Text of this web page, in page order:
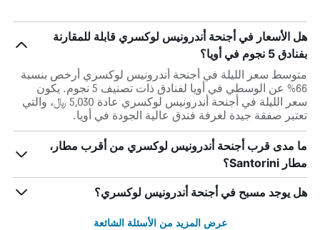
هل الأسعار في أجنحة أندرونيس لوكسري قابلة للمقارنة
بفنادق 5 نجوم في أويا؟
متوسط سعر الليلة في أجنحة أندرونيس لوكسري أرخص بنسبة
66% عن الوسطي في أويا لفنادق ذات تصنيف 5 نجوم. يكون
سعر الليلة في أجنحة أندرونيس لوكسري عادة 5,030 ﷼، والتي
تعتبر صفقة جيدة لغرفة فندق عالية الجودة في أويا.
ما مدى قرب أجنحة أندرونيس لوكسري من أقرب مطار،
مطار Santorini؟
هل يوجد مسبح في أجنحة أندرونيس لوكسري؟
عرض المزيد من الأسئلة الشائعة